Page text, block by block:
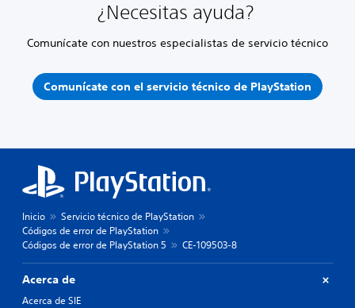
¿Necesitas ayuda?
Comunícate con nuestros especialistas de servicio técnico
Comunícate con el servicio técnico de PlayStation
Inicio
Servicio técnico de PlayStation
Códigos de error de PlayStation
Códigos de error de PlayStation 5
CE-109503-8
Acerca de
Acerca de SIE